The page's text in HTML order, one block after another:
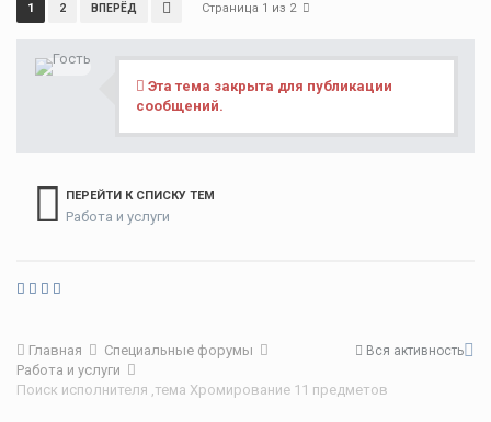
1 2 ВПЕРЁД Страница 1 из 2
Эта тема закрыта для публикации
сообщений.
ПЕРЕЙТИ К СПИСКУ ТЕМ
Работа и услуги
Вся активность
Главная
Специальные форумы
Работа и услуги
Поиск исполнителя ,тема Хромирование 11 предметов